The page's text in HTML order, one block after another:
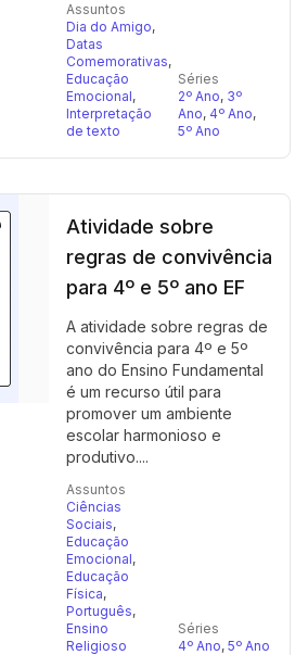
Assuntos
Dia do Amigo,
Datas
Comemorativas,
Educação
Emocional,
Interpretação
de texto
Séries
2º Ano, 3º
Ano, 4º Ano,
5º Ano
Atividade sobre
regras de convivência
para 4º e 5º ano EF
A atividade sobre regras de
convivência para 4º e 5º
ano do Ensino Fundamental
é um recurso útil para
promover um ambiente
escolar harmonioso e
produtivo....
Assuntos
Ciências
Sociais,
Educação
Emocional,
Educação
Física,
Português,
Ensino
Religioso
Séries
4º Ano, 5º Ano